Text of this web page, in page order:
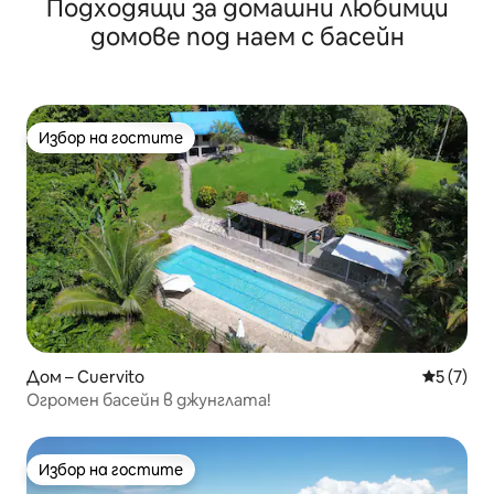
Подходящи за домашни любимци
домове под наем с басейн
Избор на гостите
Избор на гостите
Дом – Cuervito Средна
5 (7)
Огромен басейн в джунглата!
Избор на гостите
Избор на гостите